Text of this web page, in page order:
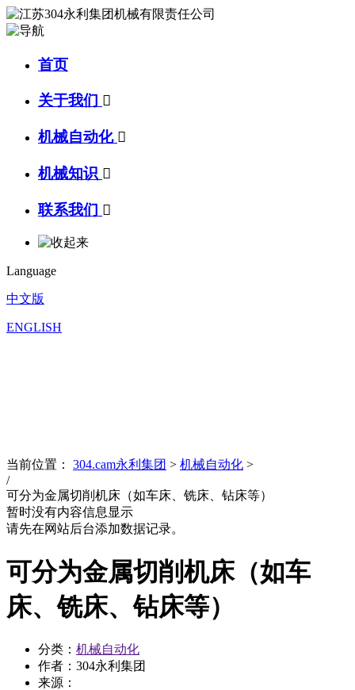
首页
关于我们 
机械自动化 
机械知识 
联系我们 
Language
中文版
ENGLISH
当前位置： 304.cam永利集团 > 机械自动化 >
/
可分为金属切削机床（如车床、铣床、钻床等）
暂时没有内容信息显示
请先在网站后台添加数据记录。
可分为金属切削机床（如车
床、铣床、钻床等）
分类： 机械自动化
作者：304永利集团
来源：